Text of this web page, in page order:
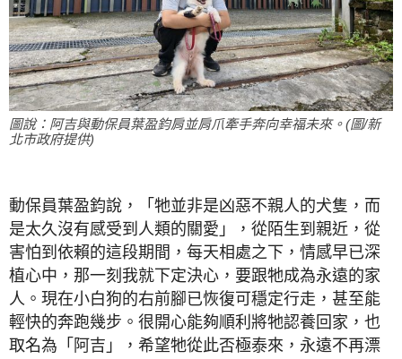
圖說：阿吉與動保員葉盈鈞肩並肩爪牽手奔向幸福未來。(圖/新
北市政府提供)
動保員葉盈鈞說，「牠並非是凶惡不親人的犬隻，而
是太久沒有感受到人類的關愛」，從陌生到親近，從
害怕到依賴的這段期間，每天相處之下，情感早已深
植心中，那一刻我就下定決心，要跟牠成為永遠的家
人。現在小白狗的右前腳已恢復可穩定行走，甚至能
輕快的奔跑幾步。很開心能夠順利將牠認養回家，也
取名為「阿吉」，希望牠從此否極泰來，永遠不再漂